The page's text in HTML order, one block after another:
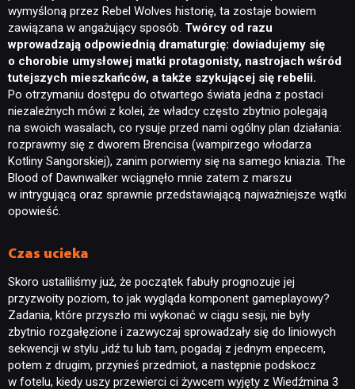
wymyśloną przez Rebel Wolves historię, ta zostaje bowiem
zawiązana w angażujący sposób. Twórcy od razu
wprowadzają odpowiednią dramaturgię: dowiadujemy się
o chorobie umysłowej matki protagonisty, nastrojach wśród
tutejszych mieszkańców, a także szykującej się rebelii.
Po otrzymaniu dostępu do otwartego świata jedna z postaci
niezależnych mówi z kolei, że władcy często zbytnio polegają
na swoich wasalach, co rysuje przed nami ogólny plan działania:
rozprawmy się z dworem Brencisa (wampirzego włodarza
Kotliny Sangorskiej), zanim porwiemy się na samego kniazia. The
Blood of Dawnwalker wciągnęło mnie zatem z marszu
w intrygującą oraz sprawnie przedstawiającą najważniejsze wątki
opowieść.
Czas ucieka
Skoro ustaliliśmy już, że początek fabuły prognozuje jej
przyzwoity poziom, to jak wygląda komponent gameplayowy?
Zadania, które przyszło mi wykonać w ciągu sesji, nie były
zbytnio rozgałęzione i zazwyczaj sprowadzały się do liniowych
sekwencji w stylu „idź tu lub tam, pogadaj z jednym enpecem,
potem z drugim, przynieś przedmiot, a następnie podskocz
w fotelu, kiedy uszy przewierci ci żywcem wyjęty z Wiedźmina 3